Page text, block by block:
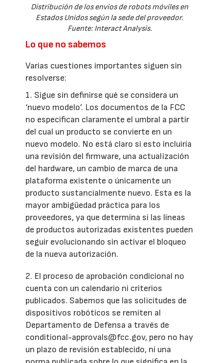
Distribución de los envíos de robots móviles en
Estados Unidos según la sede del proveedor.
Fuente: Interact Analysis.
Lo que no sabemos
Varias cuestiones importantes siguen sin
resolverse:
1. Sigue sin definirse qué se considera un
‘nuevo modelo’. Los documentos de la FCC
no especifican claramente el umbral a partir
del cual un producto se convierte en un
nuevo modelo. No está claro si esto incluiría
una revisión del firmware, una actualización
del hardware, un cambio de marca de una
plataforma existente o únicamente un
producto sustancialmente nuevo. Esta es la
mayor ambigüedad práctica para los
proveedores, ya que determina si las líneas
de productos autorizadas existentes pueden
seguir evolucionando sin activar el bloqueo
de la nueva autorización.
2. El proceso de aprobación condicional no
cuenta con un calendario ni criterios
publicados. Sabemos que las solicitudes de
dispositivos robóticos se remiten al
Departamento de Defensa a través de
conditional-approvals@fcc.gov, pero no hay
un plazo de revisión establecido, ni una